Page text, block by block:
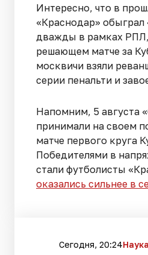
Интересно, что в
«Краснодар» обыграл
дважды в рамках
решающем матче за
москвичи взяли
серии пенальти и
Напомним, 5 августа
принимали на своем
матче первого круга
Победителями в
стали футболисты
оказались сильнее в
Сегодня, 20:24